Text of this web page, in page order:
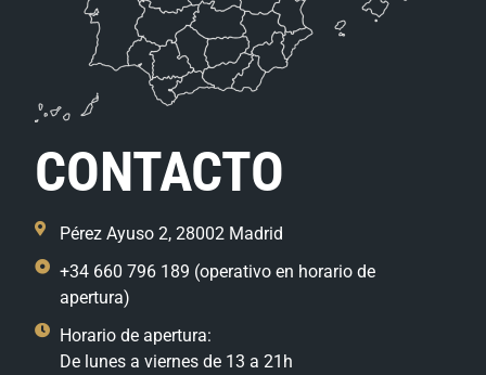
CONTACTO
Pérez Ayuso 2, 28002 Madrid
+34 660 796 189 (operativo en horario de
apertura)
Horario de apertura:
De lunes a viernes de 13 a 21h